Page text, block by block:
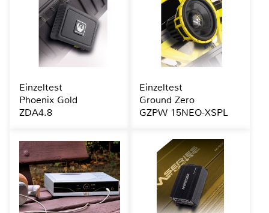
Einzeltest
Phoenix Gold
ZDA4.8
Einzeltest
Ground Zero
GZPW 15NEO-XSPL